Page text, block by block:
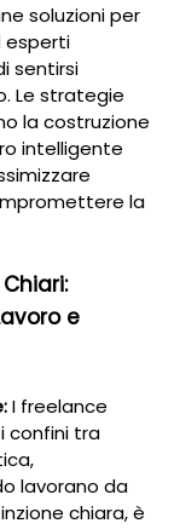
soluzioni per
esperti
sentirsi
Le strategie
la costruzione
intelligente
la
e
I freelance
confini tra
lavorano da
chiara, è